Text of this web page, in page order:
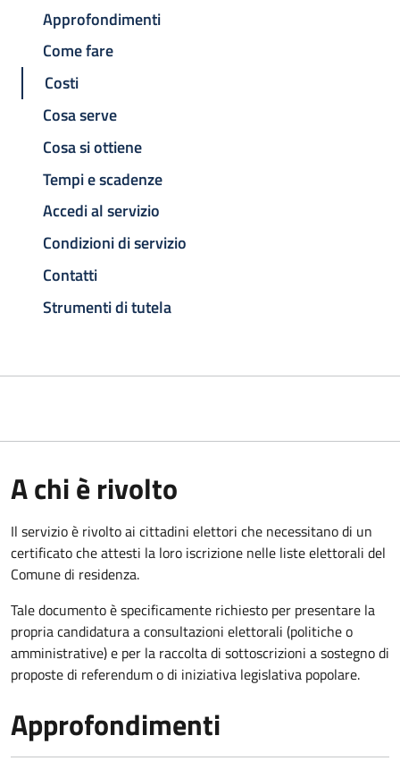
Approfondimenti
Come fare
Costi
Cosa serve
Cosa si ottiene
Tempi e scadenze
Accedi al servizio
Condizioni di servizio
Contatti
Strumenti di tutela
A chi è rivolto
Il servizio è rivolto ai cittadini elettori che necessitano di un
certificato che attesti la loro iscrizione nelle liste elettorali del
Comune di residenza.
Tale documento è specificamente richiesto per presentare la
propria candidatura a consultazioni elettorali (politiche o
amministrative) e per la raccolta di sottoscrizioni a sostegno di
proposte di referendum o di iniziativa legislativa popolare.
Approfondimenti